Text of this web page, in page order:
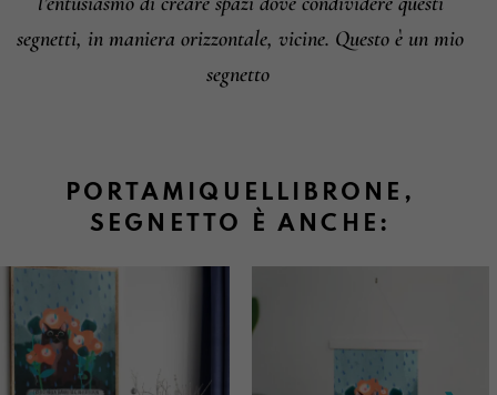
segnetti, in maniera orizzontale, vicine. Questo è un mio
segnetto
PORTAMIQUELLIBRONE,
SEGNETTO È ANCHE: